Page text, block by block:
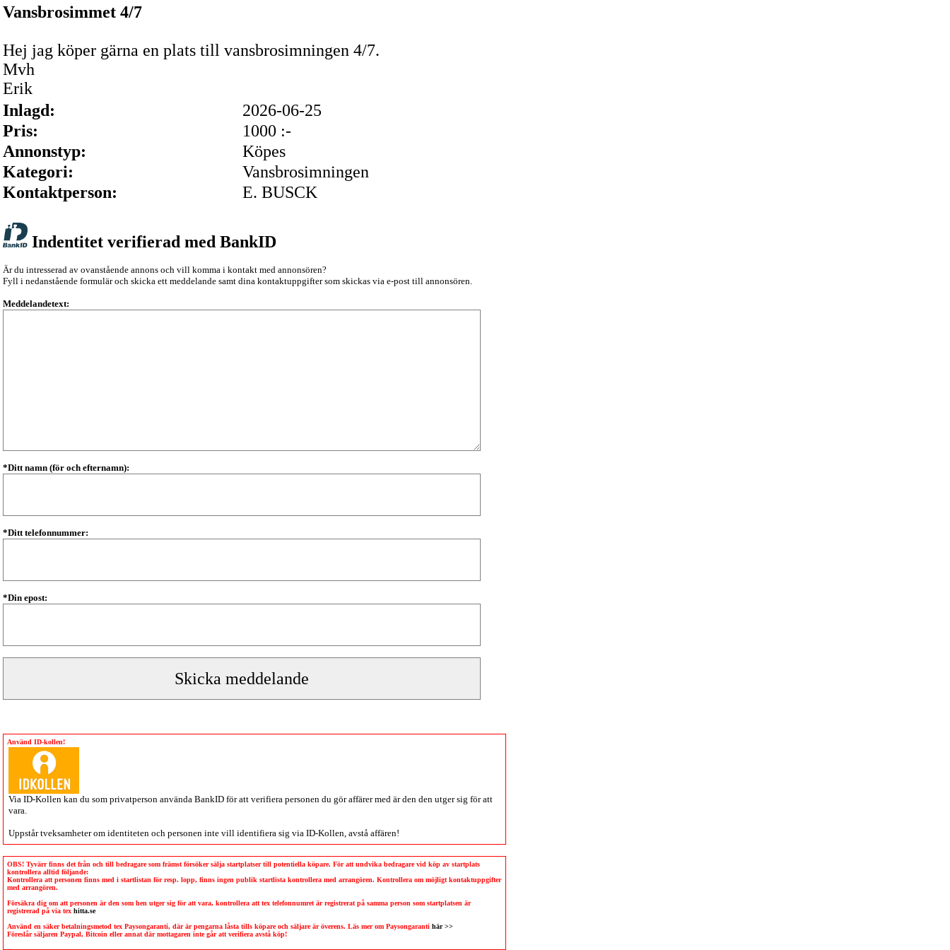
Vansbrosimmet 4/7
Hej jag köper gärna en plats till vansbrosimningen 4/7.
Mvh
Erik
Inlagd:
2026-06-25
Pris:
1000 :-
Annonstyp:
Köpes
Kategori:
Vansbrosimningen
Kontaktperson:
E. BUSCK
Indentitet verifierad med BankID
Är du intresserad av ovanstående annons och vill komma i kontakt med annonsören?
Fyll i nedanstående formulär och skicka ett meddelande samt dina kontaktuppgifter som skickas via e-post till annonsören.
Meddelandetext:
*Ditt namn (för och efternamn):
*Ditt telefonnummer:
*Din epost:
Använd ID-kollen!
Via ID-Kollen kan du som privatperson använda BankID för att verifiera personen du gör affärer med är den den utger sig för att
vara.
Uppstår tveksamheter om identiteten och personen inte vill identifiera sig via ID-Kollen , avstå affären!
OBS! Tyvärr finns det från och till bedragare som främst försöker sälja startplatser till potentiella köpare. För att undvika bedragare vid köp av startplats
kontrollera alltid följande:
Kontrollera att personen finns med i startlistan för resp. lopp, finns ingen publik startlista kontrollera med arrangören. Kontrollera om möjligt kontaktuppgifter
med arrangören.
Försäkra dig om att personen är den som hen utger sig för att vara, kontrollera att tex telefonnumret är registrerat på samma person som startplatsen är
registrerad på via tex hitta.se
Använd en säker betalningsmetod tex Paysongaranti, där är pengarna låsta tills köpare och säljare är överens. Läs mer om Paysongaranti här >>
Föreslår säljaren Paypal, Bitcoin eller annat där mottagaren inte går att verifiera avstå köp!